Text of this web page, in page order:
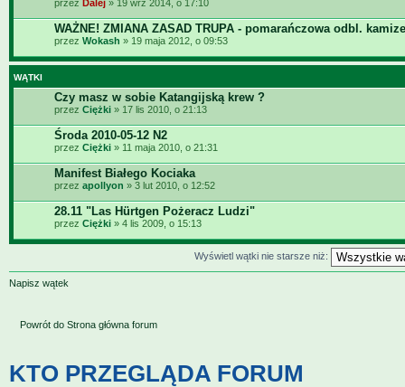
przez Dalej » 19 wrz 2014, o 17:10
WAŻNE! ZMIANA ZASAD TRUPA - pomarańczowa odbl.
przez Wokash » 19 maja 2012, o 09:53
WĄTKI
Czy masz w sobie Katangijską krew ?
przez Ciężki » 17 lis 2010, o 21:13
Środa 2010-05-12 N2
przez Ciężki » 11 maja 2010, o 21:31
Manifest Białego Kociaka
przez apollyon » 3 lut 2010, o 12:52
28.11 "Las Hürtgen Pożeracz Ludzi"
przez Ciężki » 4 lis 2009, o 15:13
Wyświetl wątki nie starsze niż:
Napisz wątek
Powrót do Strona główna forum
KTO PRZEGLĄDA FORUM